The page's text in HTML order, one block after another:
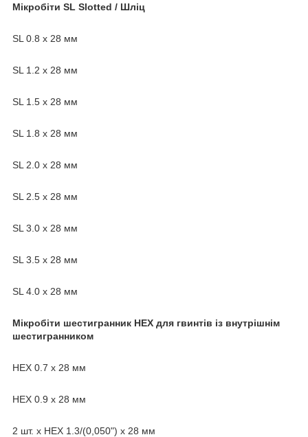
Мікробіти SL Slotted / Шліц
SL 0.8 х 28 мм
SL 1.2 х 28 мм
SL 1.5 х 28 мм
SL 1.8 х 28 мм
SL 2.0 х 28 мм
SL 2.5 х 28 мм
SL 3.0 х 28 мм
SL 3.5 х 28 мм
SL 4.0 х 28 мм
Мікробіти шестигранник HEX для гвинтів із внутрішнім
шестигранником
HEX 0.7 х 28 мм
HEX 0.9 х 28 мм
2 шт. x HEX 1.3/(0,050") х 28 мм